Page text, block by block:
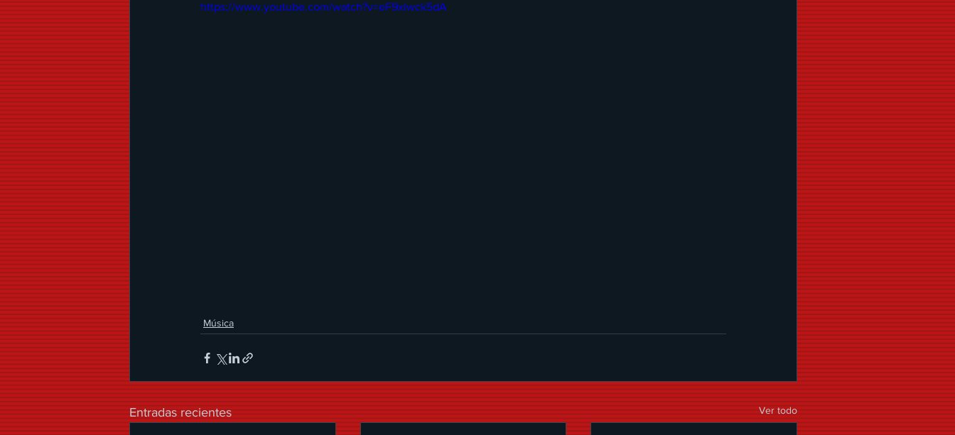
https://www.youtube.com/watch?v=eF9xIwck5dA
Música
Entradas recientes Ver todo